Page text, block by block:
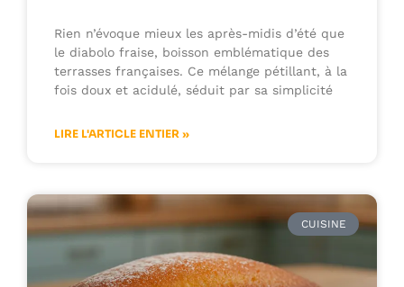
Rien n’évoque mieux les après-midis d’été que
le diabolo fraise, boisson emblématique des
terrasses françaises. Ce mélange pétillant, à la
fois doux et acidulé, séduit par sa simplicité
LIRE L'ARTICLE ENTIER »
CUISINE